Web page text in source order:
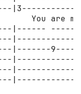
You are
|------
|-------